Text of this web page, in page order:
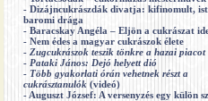
- Dizájncukrászdák divatja: kifinomult,
baromi drága
- Baracskay Angéla – Eljön a cukrászat
- Nem édes a magyar cukrászok élete
- Zugcukrászok teszik tönkre a hazai piacot
- Pataki János: Dejó helyett dió
- Több gyakorlati órán vehetnek részt a
cukrásztanulók (videó)
- Auguszt József: A versenyzés egy külön